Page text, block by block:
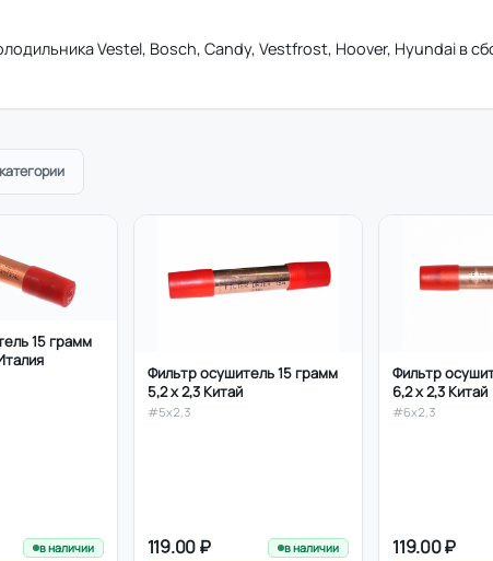
Vestel, Bosch, Candy, Vestfrost, Hoover, Hyundai в
15 грамм
в наличии
Фильтр осушитель 15 грамм
5,2 х 2,3 Китай
#5х2,3
119.00 ₽ в наличии
Фильтр
6,2 х 2,3 Китай
#6х2,3
119.00 ₽